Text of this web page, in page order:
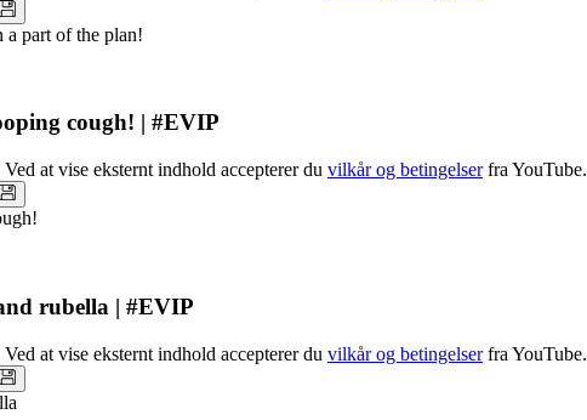
a part of the plan!
cough! | #EVIP
at vise eksternt indhold accepterer du vilkår og betingelserfra YouTube.
rubella | #EVIP
at vise eksternt indhold accepterer du vilkår og betingelserfra YouTube.